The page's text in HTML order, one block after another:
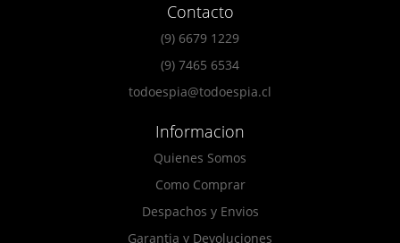
Contacto
(9) 6679 1229
(9) 7465 6534
todoespia@todoespia.cl
Informacion
Quienes Somos
Como Comprar
Despachos y Envios
Garantia y Devoluciones